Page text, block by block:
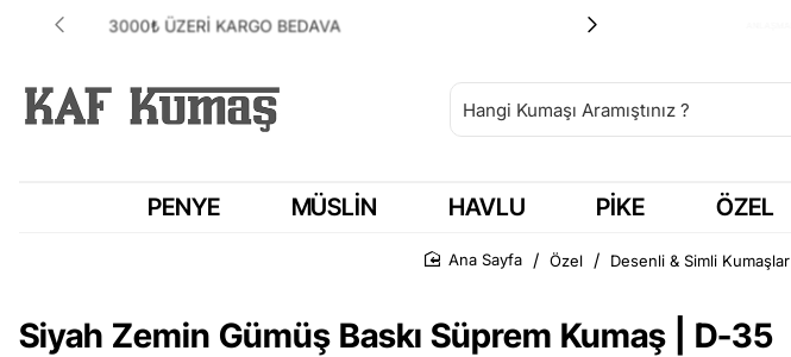
ANLAŞMALI KARGOMUZ HEPSİJET
PENYE MÜSLIN HAVLU PIKE ÖZEL
Siyah Zemin Gümüş Baskı Süprem Kumaş | D-35
Özel Desenli & Simli Kumaşlar